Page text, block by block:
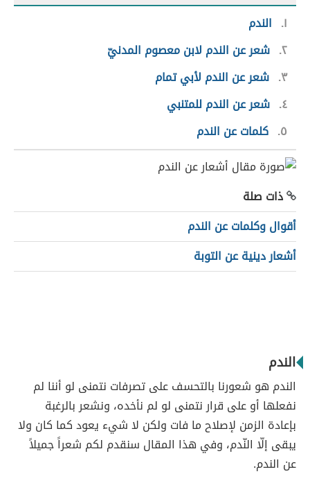
١
الندم
٢ شعر عن الندم لابن معصوم المدنيّ
٣ شعر عن الندم لأبي تمام
٤ شعر عن الندم للمتنبي
٥ كلمات عن الندم
ذات صلة
أقوال وكلمات عن الندم
أشعار دينية عن التوبة
الندم
الندم هو شعورنا بالتحسف على تصرفات نتمنى لو أننا لم
نفعلها أو على قرار نتمنى لو لم نأخده، ونشعر بالرغبة
بإعادة الزمن لإصلاح ما فات ولكن لا شيء يعود كما كان ولا
يبقى إلّا النّدم، وفي هذا المقال سنقدم لكم شعراً جميلاً
عن الندم.